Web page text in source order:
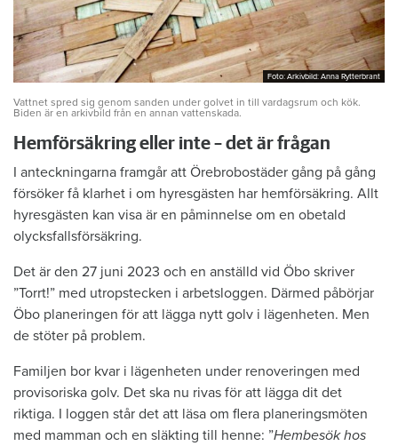
Foto: Arkivbild: Anna Rytterbrant
Foto: Arkivbild: Anna Rytterbrant
Vattnet spred sig genom sanden under golvet in till vardagsrum och kök.
Biden är en arkivbild från en annan vattenskada.
Hemförsäkring eller inte – det är frågan
I anteckningarna framgår att Örebrobostäder gång på gång
försöker få klarhet i om hyresgästen har hemförsäkring. Allt
hyresgästen kan visa är en påminnelse om en obetald
olycksfallsförsäkring.
Det är den 27 juni 2023 och en anställd vid Öbo skriver
”Torrt!” med utropstecken i arbetsloggen. Därmed påbörjar
Öbo planeringen för att lägga nytt golv i lägenheten. Men
de stöter på problem.
Familjen bor kvar i lägenheten under renoveringen med
provisoriska golv. Det ska nu rivas för att lägga dit det
riktiga. I loggen står det att läsa om flera planeringsmöten
med mamman och en släkting till henne: ”Hembesök hos